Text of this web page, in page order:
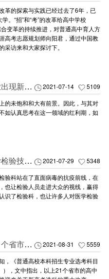
革的探索与实践已经过去了6年，已
。“招”和“考”的改革给高中学校
变革的持续推进，对普通高中育人方
高考志愿规划师向阳君，通过中国教
访来和大家探讨下。
2021-07-14 5109
在线教育裁员后，高材生就业出现新风向？是最强“内卷”还是市场刚需？
的未饱和和大有前景。因此，与其对
如认真思考在这一领域的红利期，如
2021-07-29 5348
高考志愿规划师视角——医学检验技术专业解读
验科站在了直面病毒的抗疫前线，在
也让检验人员走进大众的视线，赢得
识了检验科，也让许多人对医学检验
2021-08-31 5559
秋季开学日 | 家长必看！这21个省市高中迎来重大变化！
，《普通高校本科招生专业选考科目
，文中指出，以上21个省市的高中